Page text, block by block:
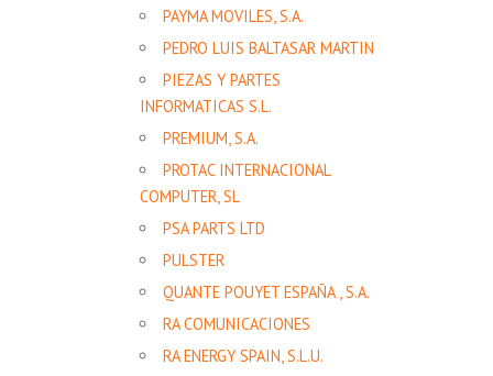
PAYMA MOVILES, S.A.
PEDRO LUIS BALTASAR MARTIN
PIEZAS Y PARTES
INFORMATICAS S.L.
PREMIUM, S.A.
PROTAC INTERNACIONAL
COMPUTER, SL
PSA PARTS LTD
PULSTER
QUANTE POUYET ESPAÑA , S.A.
RA COMUNICACIONES
RA ENERGY SPAIN, S.L.U.